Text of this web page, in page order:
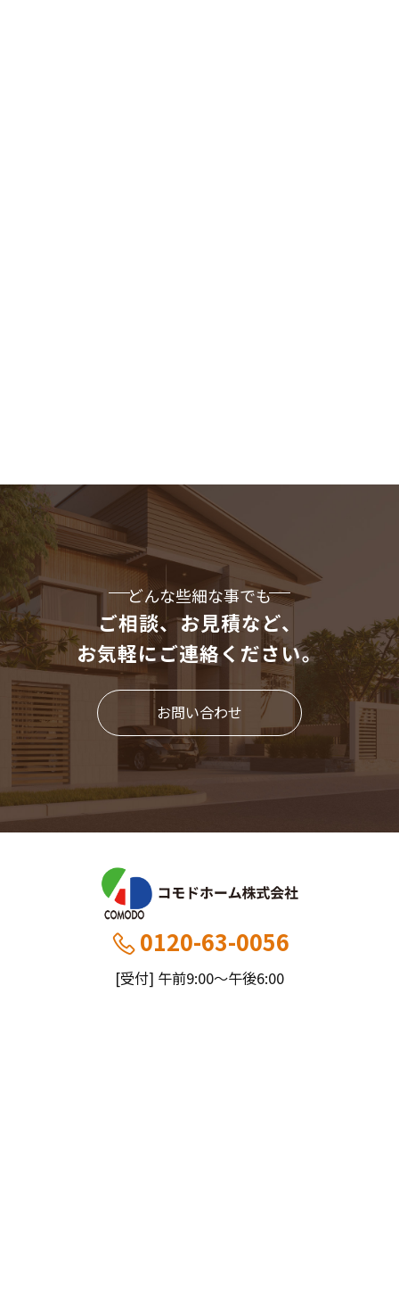
どんな些細な事でも
ご相談、お見積など、
お気軽にご連絡ください。
お問い合わせ
0120-63-0056
[受付] 午前9:00～午後6:00